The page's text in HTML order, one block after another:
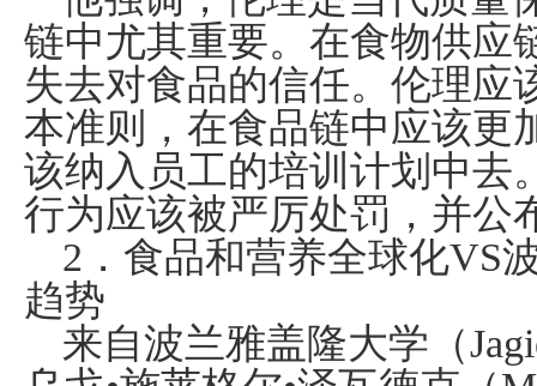
链中尤其重要。在食物供应
失去对食品的信任。伦理应
本准则，在食品链中应该更
该纳入员工的培训计划中去
行为应该被严厉处罚，并公
2 ．食品和营养全球化VS
趋势
来自波兰雅盖隆大学（